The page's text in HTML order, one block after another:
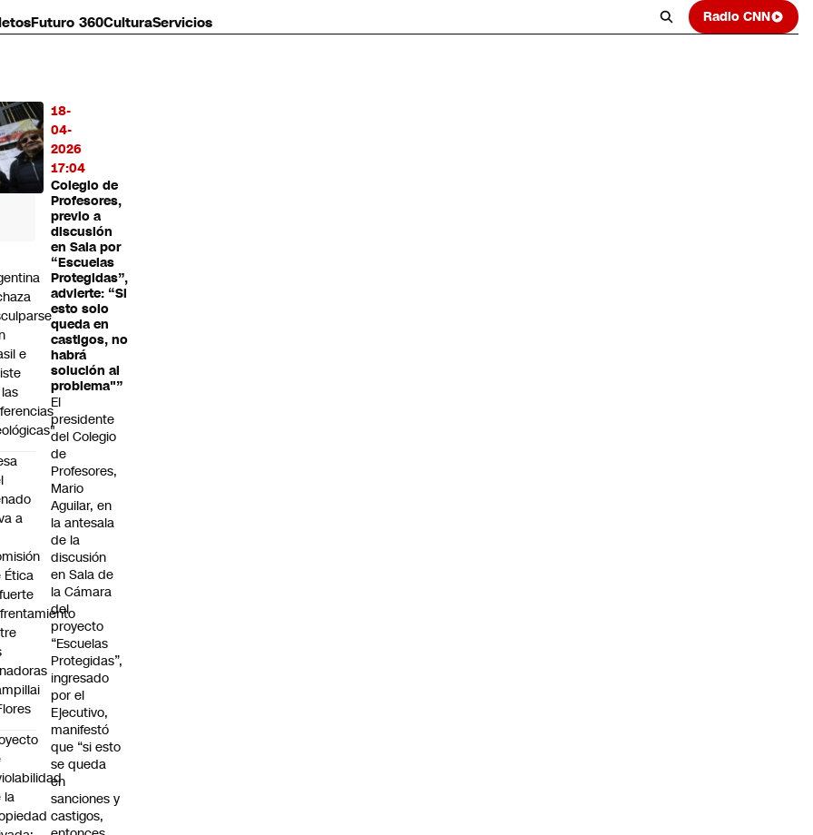
Futuro 360CulturaServicios Radio CNN
18-
04-
2026
17:04
Colegio de
Profesores,
previo a
discusión
en Sala por
“Escuelas
Protegidas”,
advierte: “Si
esto solo
queda en
castigos, no
habrá
solución al
problema"”
El
presidente
del Colegio
de
Profesores,
Mario
Aguilar, en
la antesala
de la
discusión
en Sala de
la Cámara
del
proyecto
“Escuelas
Protegidas”,
ingresado
por el
Ejecutivo,
manifestó
que “si esto
se queda
en
sanciones y
castigos,
e
a
Ética
la